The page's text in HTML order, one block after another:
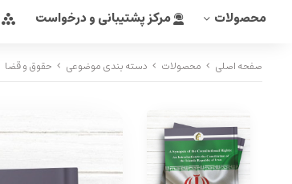
محصولات مرکز پشتیبانی و درخواست
صفحه اصلی محصولات دسته بندی موضوعی حقوق و قضا